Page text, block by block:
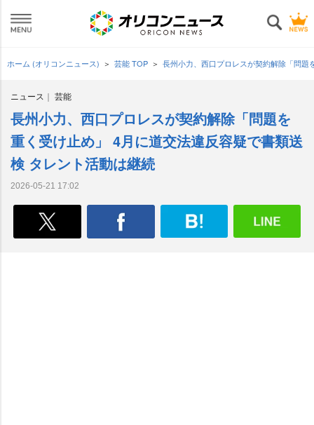
ホーム (オリコンニュース) 芸能 TOP 長州小力、西口プロレスが契約解除「問
ニュース 芸能
長州小力、西口プロレスが契約解除「問題を
重く受け止め」 4月に道交法違反容疑で書類送
検 タレント活動は継続
2026-05-21 17:02